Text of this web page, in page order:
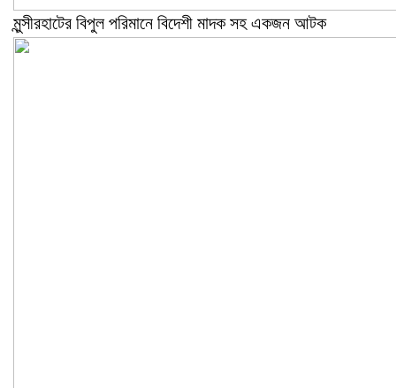
মুন্সীরহাটের বিপুল পরিমানে বিদেশী মাদক সহ একজন আটক